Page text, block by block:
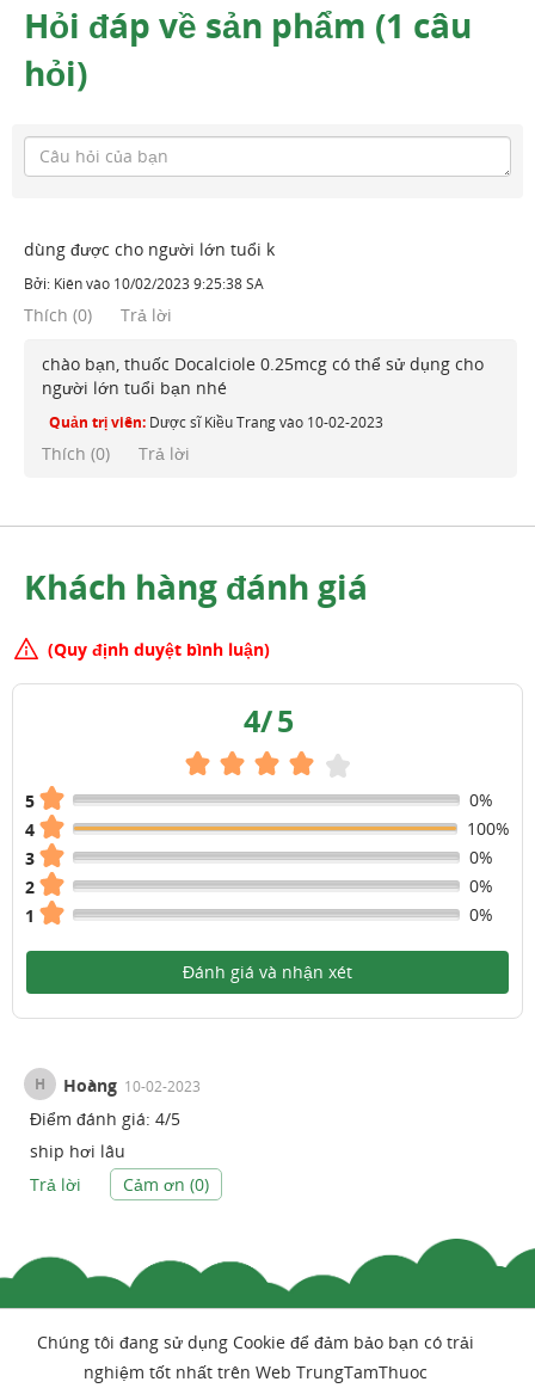
Hỏi đáp về sản phẩm (1 câu
hỏi)
dùng được cho người lớn tuổi k
Bởi: Kiênvào 10/02/2023 9:25:38 SA
Thích (0) Trả lời
chào bạn, thuốc Docalciole 0.25mcg có thể sử dụng cho
người lớn tuổi bạn nhé
Quản trị viên: Dược sĩ Kiều Trangvào 10-02-2023
Thích (0) Trả lời
Khách hàng đánh giá
(Quy định duyệt bình luận)
4/5
5
0%
4
100%
3
0%
2
0%
1
0%
Đánh giá và nhận xét
H Hoàng 10-02-2023
Điểm đánh giá: 4/5
ship hơi lâu
Trả lời
Cảm ơn (0)
Chúng tôi đang sử dụng Cookie để đảm bảo bạn có trải
nghiệm tốt nhất trên Web TrungTamThuoc